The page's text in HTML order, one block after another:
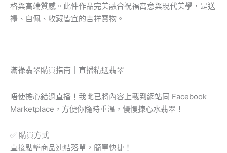
格與高端質感。此件作品完美融合祝福寓意與現代美學，是送
禮、自佩、收藏皆宜的吉祥寶物。
滿祿翡翠購買指南｜直播精選翡翠
唔使擔心錯過直播！我哋已將內容上載到網站同 Facebook
Marketplace，方便你隨時重溫，慢慢揀心水翡翠！
✅ 購買方式
直接點擊商品連結落單，簡單快捷！